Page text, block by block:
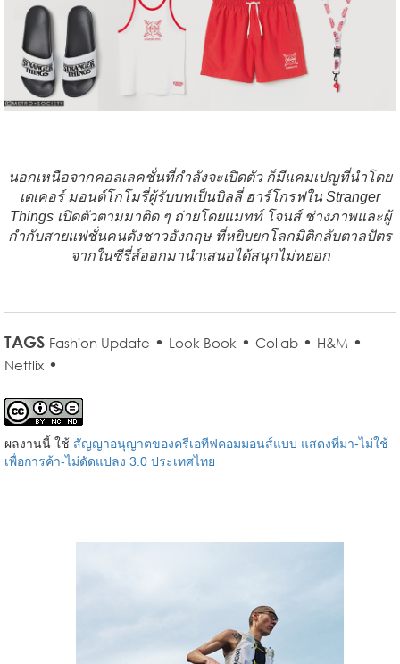
นอกเหนือจากคอลเลคชั่นที่กำลังจะเปิดตัว ก็มีแคมเปญที่นำโดย
เดเคอร์ มอนต์โกโมรี่ผู้รับบทเป็นบิลลี่ ฮาร์โกรฟใน Stranger
Things เปิดตัวตามมาติด ๆ ถ่ายโดยแมทท์ โจนส์ ช่างภาพและผู้
กำกับสายแฟชั่นคนดังชาวอังกฤษ ที่หยิบยกโลกมิติกลับตาลปัตร
จากในซีรี่ส์ออกมานำเสนอได้สนุกไม่หยอก
TAGS Fashion Update • Look Book • Collab • H&M •
Netflix •
ผลงานนี้ ใช้ สัญญาอนุญาตของครีเอทีฟคอมมอนส์แบบ แสดงที่มา-ไม่ใช้
เพื่อการค้า-ไม่ดัดแปลง 3.0 ประเทศไทย